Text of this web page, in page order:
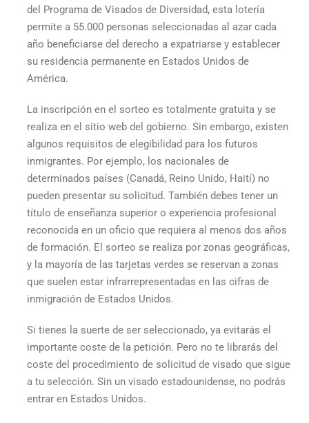
del Programa de Visados de Diversidad, esta lotería
permite a 55.000 personas seleccionadas al azar cada
año beneficiarse del derecho a expatriarse y establecer
su residencia permanente en Estados Unidos de
América.
La inscripción en el sorteo es totalmente gratuita y se
realiza en el sitio web del gobierno. Sin embargo, existen
algunos requisitos de elegibilidad para los futuros
inmigrantes. Por ejemplo, los nacionales de
determinados países (Canadá, Reino Unido, Haití) no
pueden presentar su solicitud. También debes tener un
título de enseñanza superior o experiencia profesional
reconocida en un oficio que requiera al menos dos años
de formación. El sorteo se realiza por zonas geográficas,
y la mayoría de las tarjetas verdes se reservan a zonas
que suelen estar infrarrepresentadas en las cifras de
inmigración de Estados Unidos.
Si tienes la suerte de ser seleccionado, ya evitarás el
importante coste de la petición. Pero no te librarás del
coste del procedimiento de solicitud de visado que sigue
a tu selección. Sin un visado estadounidense, no podrás
entrar en Estados Unidos.